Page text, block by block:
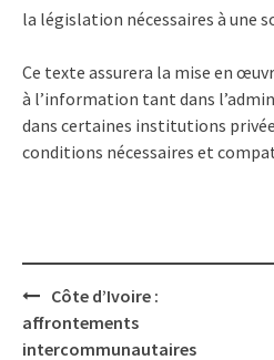
la législation nécessaires à une
Ce texte assurera la mise en
à l’information tant dans
dans certaines institutions
conditions nécessaires et
Post
navigation
Côte d’Ivoire :
affrontements
intercommunautaires